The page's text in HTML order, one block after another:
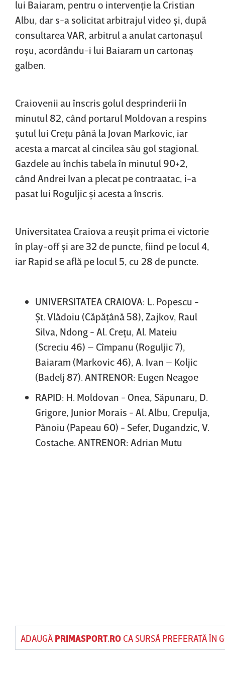
lui Baiaram, pentru o intervenţie la Cristian
Albu, dar s-a solicitat arbitrajul video şi, după
consultarea VAR, arbitrul a anulat cartonaşul
roşu, acordându-i lui Baiaram un cartonaş
galben.
Craiovenii au înscris golul desprinderii în
minutul 82, când portarul Moldovan a respins
şutul lui Creţu până la Jovan Markovic, iar
acesta a marcat al cincilea său gol stagional.
Gazdele au închis tabela în minutul 90+2,
când Andrei Ivan a plecat pe contraatac, i-a
pasat lui Roguljic şi acesta a înscris.
Universitatea Craiova a reuşit prima ei victorie
în play-off şi are 32 de puncte, fiind pe locul 4,
iar Rapid se află pe locul 5, cu 28 de puncte.
UNIVERSITATEA CRAIOVA: L. Popescu -
Şt. Vlădoiu (Căpăţână 58), Zajkov, Raul
Silva, Ndong - Al. Creţu, Al. Mateiu
(Screciu 46) – Cîmpanu (Roguljic 7),
Baiaram (Markovic 46), A. Ivan – Koljic
(Badelj 87). ANTRENOR: Eugen Neagoe
RAPID: H. Moldovan - Onea, Săpunaru, D.
Grigore, Junior Morais - Al. Albu, Crepulja,
Pănoiu (Papeau 60) - Sefer, Dugandzic, V.
Costache. ANTRENOR: Adrian Mutu
ADAUGĂ PRIMASPORT.ROCA SURSĂ PREFERATĂ ÎN